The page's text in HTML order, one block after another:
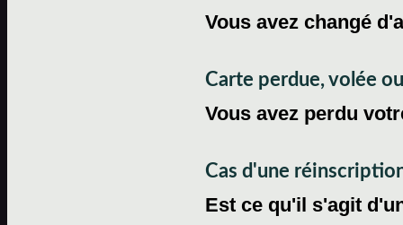
Vous avez changé
Carte perdue, volée
Vous avez perdu
Cas d'une
Est ce qu'il s'agit